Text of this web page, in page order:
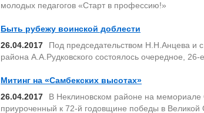
молодых педагогов «Старт в профессию!»
Быть рубежу воинской доблести
26.04.2017
Под председательством Н.Н.Анцева и
района А.А.Рудковского состоялось очередное,
Митинг на «Самбекских высотах»
26.04.2017
В Неклиновском районе на мемориале
приуроченный к 72-й годовщине победы в Великой